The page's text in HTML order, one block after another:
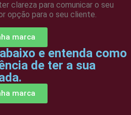
clareza para comunicar o seu
opção para o seu cliente.
marca
e entenda como
de ter a sua
marca